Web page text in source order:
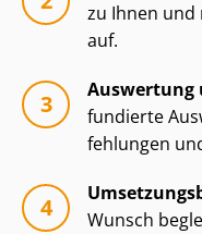
zu Ihnen und
auf.
Auswertung
fundierte
feh­lun­gen
Wunsch